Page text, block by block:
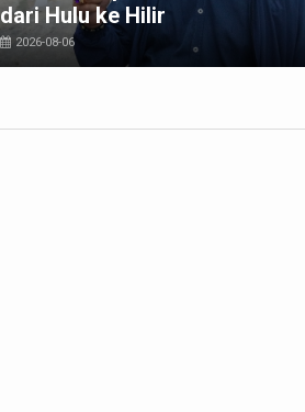
dari Hulu ke Hilir
2026-08-06